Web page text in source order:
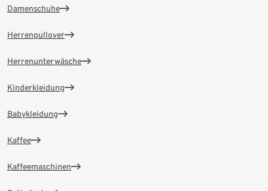
Damenschuhe
Herrenpullover
Herrenunterwäsche
Kinderkleidung
Babykleidung
Kaffee
Kaffeemaschinen